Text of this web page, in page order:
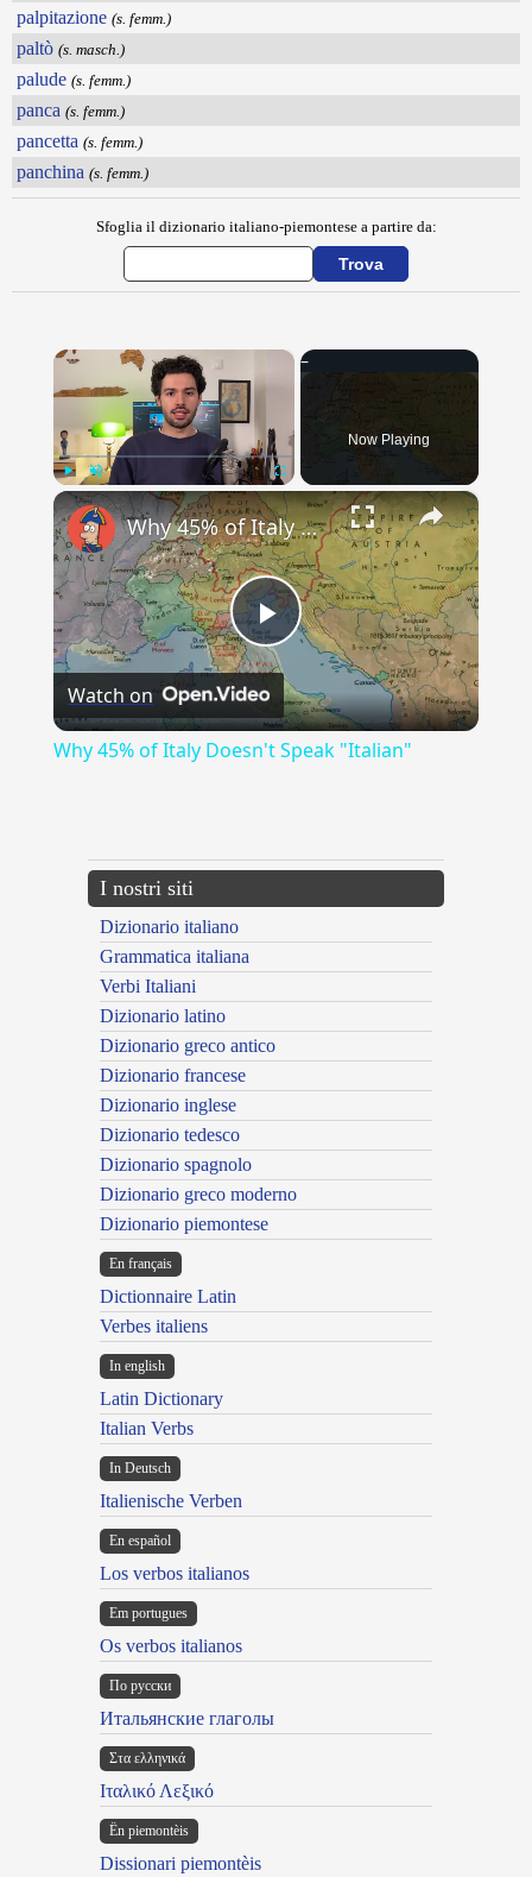
palpitazione (s. femm.)
paltò (s. masch.)
palude (s. femm.)
panca (s. femm.)
pancetta (s. femm.)
panchina (s. femm.)
Sfoglia il dizionario italiano-piemontese a partire da:
×
Play Unmute Fullscreen
Now Playing
×
Play
Video
Why 45% of Italy Doesn't Speak "Italian"
Watch on
Why 45% of Italy Doesn't Speak "Italian"
I nostri siti
Dizionario italiano
Grammatica italiana
Verbi Italiani
Dizionario latino
Dizionario greco antico
Dizionario francese
Dizionario inglese
Dizionario tedesco
Dizionario spagnolo
Dizionario greco moderno
Dizionario piemontese
En français
Dictionnaire Latin
Verbes italiens
In english
Latin Dictionary
Italian Verbs
In Deutsch
Italienische Verben
En español
Los verbos italianos
Em portugues
Os verbos italianos
По русски
Итальянские глаголы
Στα ελληνικά
Ιταλικό Λεξικό
Ën piemontèis
Dissionari piemontèis